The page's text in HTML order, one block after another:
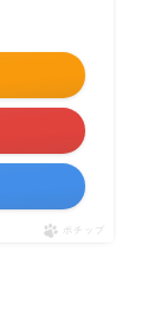
ポチップ